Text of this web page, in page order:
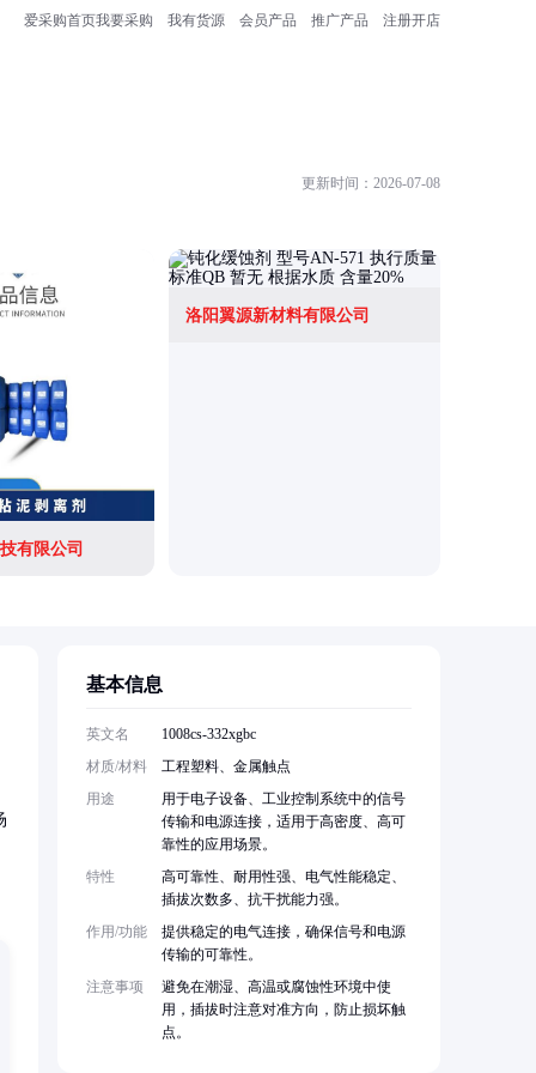
爱采购首页我要采购 我有货源 会员产品 推广产品 注册开店
更新时间：2026-07-08
有限公司
洛阳翼源新材料有限公司
基本信息
英文名
1008cs-332xgbc
材质/材料
工程塑料、金属触点
用途
用于电子设备、工业控制系统中的信号
传输和电源连接，适用于高密度、高可
靠性的应用场景。
特性
高可靠性、耐用性强、电气性能稳定、
插拔次数多、抗干扰能力强。
作用/功能
提供稳定的电气连接，确保信号和电源
传输的可靠性。
注意事项
避免在潮湿、高温或腐蚀性环境中使
用，插拔时注意对准方向，防止损坏触
点。